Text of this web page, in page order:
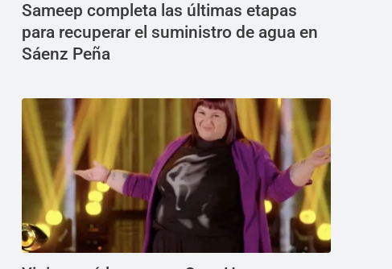
Sameep completa las últimas etapas
para recuperar el suministro de agua en
Sáenz Peña